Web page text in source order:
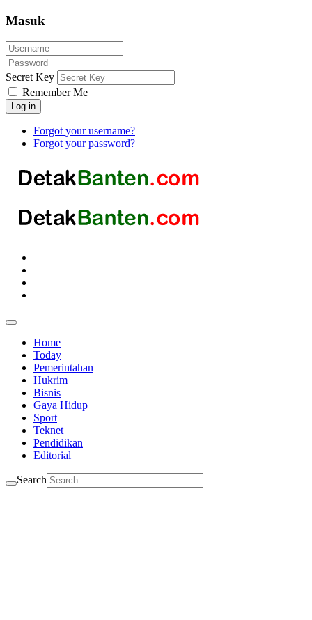
Masuk
Secret Key
Remember Me
Log in
Forgot your username?
Forgot your password?
Home
Today
Pemerintahan
Hukrim
Bisnis
Gaya Hidup
Sport
Teknet
Pendidikan
Editorial
Search